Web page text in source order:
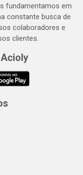
fundamentamos em
constante busca de
colaboradores e
clientes.